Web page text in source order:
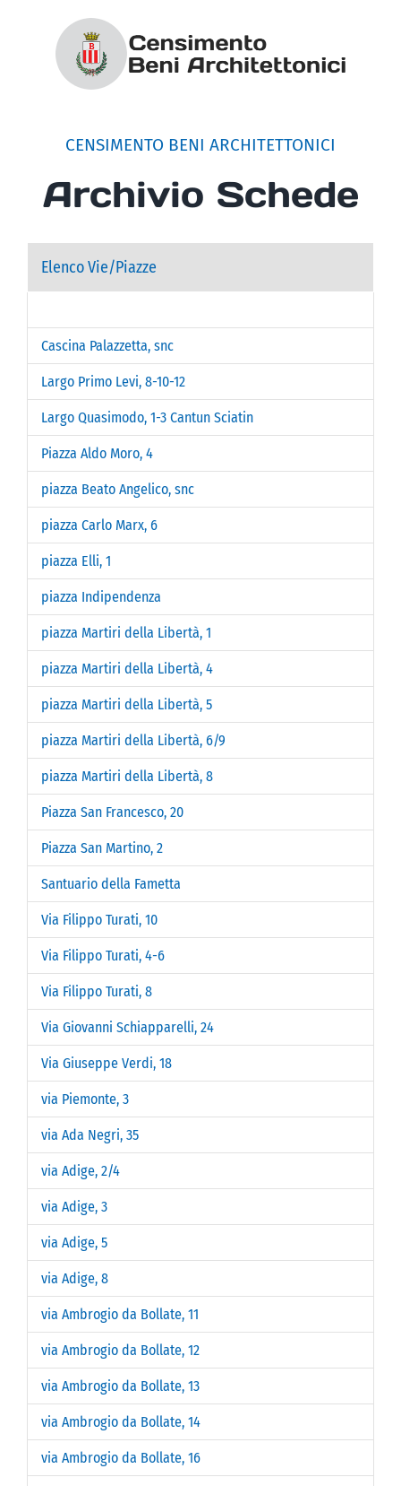
contenuto
CENSIMENTO BENI ARCHITETTONICI
Archivio Schede
Elenco Vie/Piazze
Cascina Palazzetta, snc
Largo Primo Levi, 8-10-12
Largo Quasimodo, 1-3 Cantun Sciatin
Piazza Aldo Moro, 4
piazza Beato Angelico, snc
piazza Carlo Marx, 6
piazza Elli, 1
piazza Indipendenza
piazza Martiri della Libertà, 1
piazza Martiri della Libertà, 4
piazza Martiri della Libertà, 5
piazza Martiri della Libertà, 6/9
piazza Martiri della Libertà, 8
Piazza San Francesco, 20
Piazza San Martino, 2
Santuario della Fametta
Via Filippo Turati, 10
Via Filippo Turati, 4-6
Via Filippo Turati, 8
Via Giovanni Schiapparelli, 24
Via Giuseppe Verdi, 18
via Piemonte, 3
via Ada Negri, 35
via Adige, 2/4
via Adige, 3
via Adige, 5
via Adige, 8
via Ambrogio da Bollate, 11
via Ambrogio da Bollate, 12
via Ambrogio da Bollate, 13
via Ambrogio da Bollate, 14
via Ambrogio da Bollate, 16